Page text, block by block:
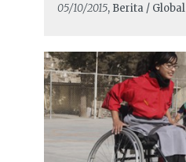
05/10/2015, Berita / Global